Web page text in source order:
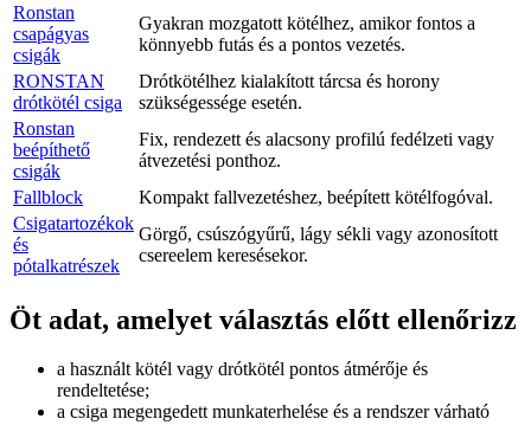
Ronstan
csapágyas
csigák
Gyakran mozgatott kötélhez, amikor fontos a
könnyebb futás és a pontos vezetés.
RONSTAN
drótkötél csiga
Drótkötélhez kialakított tárcsa és horony
szükségessége esetén.
Ronstan
beépíthető
csigák
Fix, rendezett és alacsony profilú fedélzeti vagy
átvezetési ponthoz.
Fallblock
Kompakt fallvezetéshez, beépített kötélfogóval.
Csigatartozékok
és
pótalkatrészek
Görgő, csúszógyűrű, lágy sékli vagy azonosított
csereelem keresésekor.
Öt adat, amelyet választás előtt ellenőrizz
a használt kötél vagy drótkötél pontos átmérője és
rendeltetése;
a csiga megengedett munkaterhelése és a rendszer várható